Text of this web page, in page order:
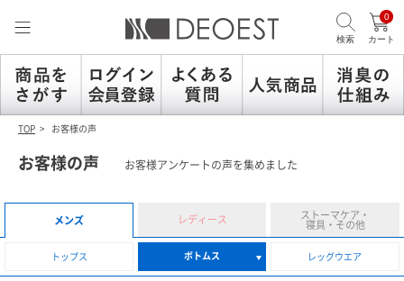
検索
0
カート
TOP お客様の声
お客様の声 お客様アンケートの声を集めました
メンズ レディース
ストーマケア・
寝具・その他
トップス ボトムス レッグウエア